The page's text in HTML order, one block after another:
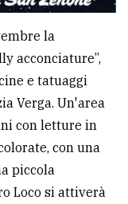
la
acconciature”,
e tatuaggi
Verga. Un'area
con letture in
con una
piccola
Loco si attiverà